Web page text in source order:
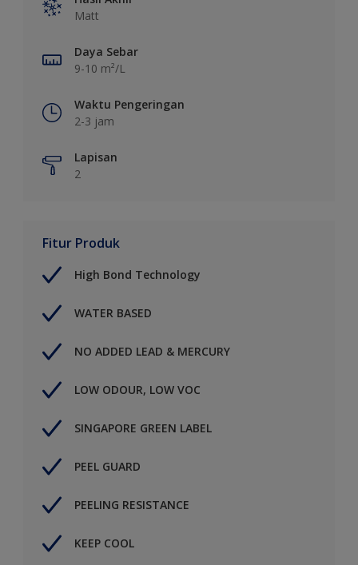
Matt
Daya Sebar
9-10 m²/L
Waktu Pengeringan
2-3 jam
Lapisan
2
Fitur Produk
High Bond Technology
WATER BASED
NO ADDED LEAD & MERCURY
LOW ODOUR, LOW VOC
SINGAPORE GREEN LABEL
PEEL GUARD
PEELING RESISTANCE
KEEP COOL